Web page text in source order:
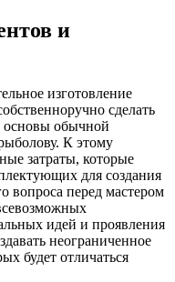
и
изготовление
сделать
основы обычной
К этому
затраты, которые
для создания
вопроса перед мастером
идей и проявления
неограниченное
будет отличаться